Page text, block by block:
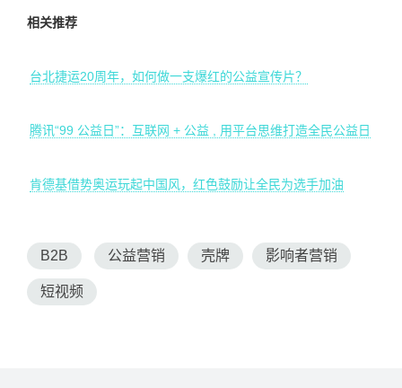
相关推荐
台北捷运20周年，如何做一支爆红的公益宣传片？
腾讯“99 公益日”：互联网 + 公益 , 用平台思维打造全民公益日
肯德基借势奥运玩起中国风，红色鼓励让全民为选手加油
B2B 公益营销 壳牌 影响者营销
短视频